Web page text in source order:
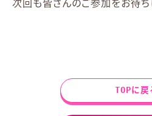
次回も皆さんのご参加をお待ち
TOPに戻